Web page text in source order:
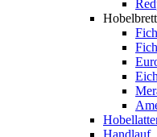
Handlauf